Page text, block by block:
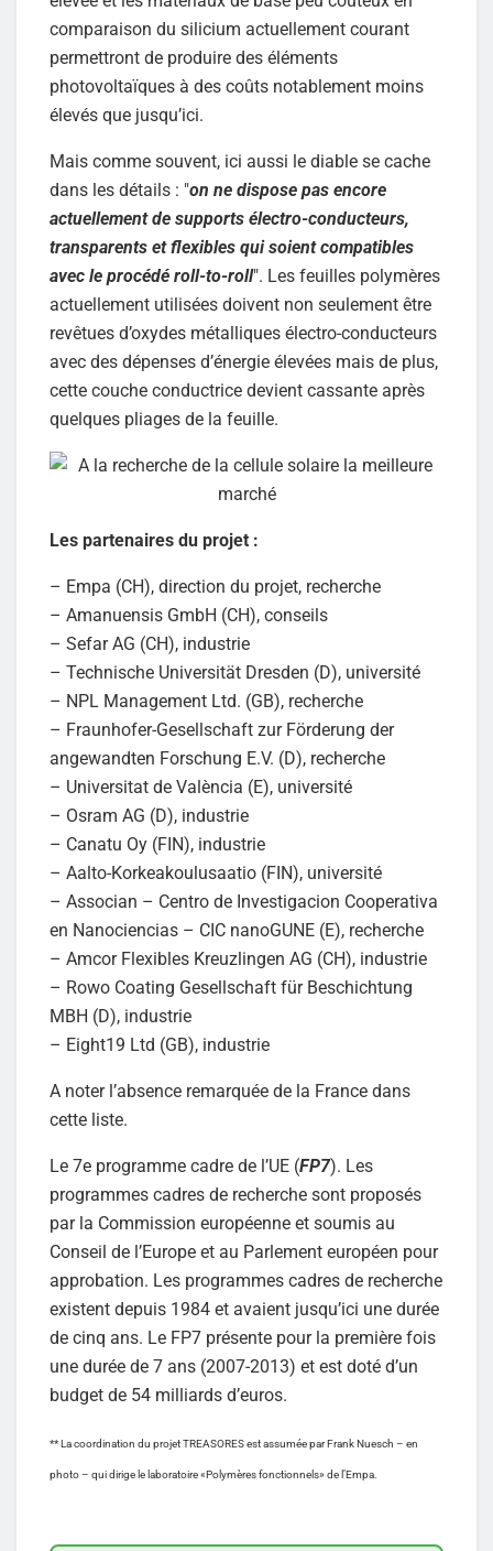
comparaison du silicium actuellement courant
permettront de produire des éléments
photovoltaïques à des coûts notablement moins
élevés que jusqu’ici.
Mais comme souvent, ici aussi le diable se cache
dans les détails : "on ne dispose pas encore
actuellement de supports électro-conducteurs,
transparents et flexibles qui soient compatibles
avec le procédé roll-to-roll". Les feuilles polymères
actuellement utilisées doivent non seulement être
revêtues d’oxydes métalliques électro-conducteurs
avec des dépenses d’énergie élevées mais de plus,
cette couche conductrice devient cassante après
quelques pliages de la feuille.
Les partenaires du projet :
– Empa (CH), direction du projet, recherche
– Amanuensis GmbH (CH), conseils
– Sefar AG (CH), industrie
– Technische Universität Dresden (D), université
– NPL Management Ltd. (GB), recherche
– Fraunhofer-Gesellschaft zur Förderung der
angewandten Forschung E.V. (D), recherche
– Universitat de València (E), université
– Osram AG (D), industrie
– Canatu Oy (FIN), industrie
– Aalto-Korkeakoulusaatio (FIN), université
– Associan – Centro de Investigacion Cooperativa
en Nanociencias – CIC nanoGUNE (E), recherche
– Amcor Flexibles Kreuzlingen AG (CH), industrie
– Rowo Coating Gesellschaft für Beschichtung
MBH (D), industrie
– Eight19 Ltd (GB), industrie
A noter l’absence remarquée de la France dans
cette liste.
Le 7e programme cadre de l’UE (FP7). Les
programmes cadres de recherche sont proposés
par la Commission européenne et soumis au
Conseil de l’Europe et au Parlement européen pour
approbation. Les programmes cadres de recherche
existent depuis 1984 et avaient jusqu’ici une durée
de cinq ans. Le FP7 présente pour la première fois
une durée de 7 ans (2007-2013) et est doté d’un
budget de 54 milliards d’euros.
** La coordination du projet TREASORES est assumée par Frank Nuesch – en
photo – qui dirige le laboratoire «Polymères fonctionnels» de l’Empa.